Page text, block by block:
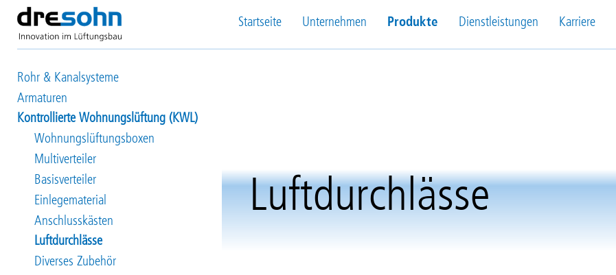
Direkt
zum
Inhalt
MainStartseite Unternehmen Produkte Dienstleistungen Karriere
Produkte
Rohr & Kanalsysteme
Armaturen
Kontrollierte Wohnungslüftung (KWL)
Wohnungslüftungsboxen
Multiverteiler
Basisverteiler
Einlegematerial
Anschlusskästen
Luftdurchlässe
Diverses Zubehör
Luftdurchlässe